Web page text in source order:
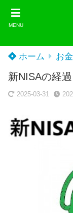
MENU
ホーム お
新NISAの経過
2025-03-31